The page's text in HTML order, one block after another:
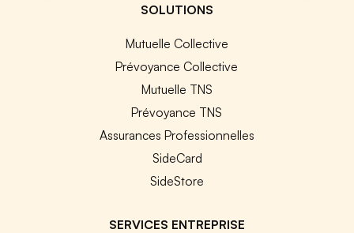
SOLUTIONS
Mutuelle Collective
Prévoyance Collective
Mutuelle TNS
Prévoyance TNS
Assurances Professionnelles
SideCard
SideStore
SERVICES ENTREPRISE